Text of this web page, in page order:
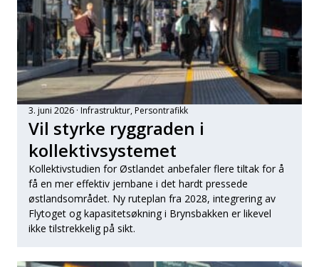
3. juni 2026 Infrastruktur, Persontrafikk
Vil styrke ryggraden i
kollektivsystemet
Kollektivstudien for Østlandet anbefaler flere tiltak for å
få en mer effektiv jernbane i det hardt pressede
østlandsområdet. Ny ruteplan fra 2028, integrering av
Flytoget og kapasitetsøkning i Brynsbakken er likevel
ikke tilstrekkelig på sikt.